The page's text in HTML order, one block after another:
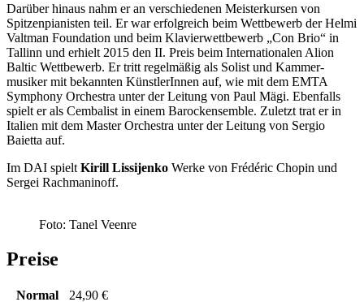
Darüber hinaus nahm er an verschiedenen Meisterkursen von
Spitzenpianisten teil. Er war erfolgreich beim Wettbewerb der Helmi
Valtman Foundation und beim Klavierwettbewerb „Con Brio“ in
Tallinn und erhielt 2015 den II. Preis beim Internationalen Alion
Baltic Wettbewerb. Er tritt regelmäßig als Solist und Kammer­
musiker mit bekannten KünstlerInnen auf, wie mit dem EMTA
Symphony Orchestra unter der Leitung von Paul Mägi. Ebenfalls
spielt er als Cembalist in einem Barockensemble. Zuletzt trat er in
Italien mit dem Master Orchestra unter der Leitung von Sergio
Baietta auf.
Im DAI spielt Kirill Lissijenko Werke von Frédéric Chopin und
Sergei Rachmaninoff.
Foto: Tanel Veenre
Preise
Normal
24,90 €